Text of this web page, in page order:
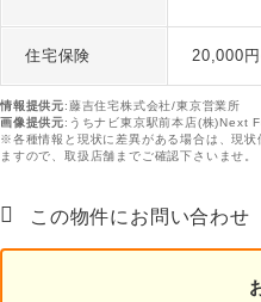
住宅保険 20,000
情報提供元:藤吉住宅株式会社/東京営業所
画像提供元:うちナビ東京駅前本店(株)Next
※各種情報と現状に差異がある場合は、現
ますので、取扱店舗までご確認下さいませ。
この物件にお問い合わせ